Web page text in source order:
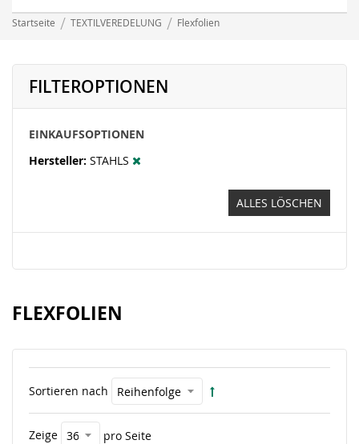
Startseite TEXTILVEREDELUNG Flexfolien
FLEXFOLIEN
Sortieren nach
Zeige pro Seite
FILTEROPTIONEN
EINKAUFSOPTIONEN
Hersteller STAHLS
ALLES LÖSCHEN